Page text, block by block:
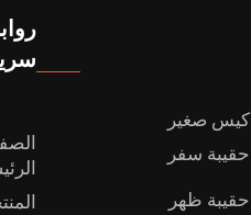
كيس صغير
حقيبة سفر
حقيبة ظهر